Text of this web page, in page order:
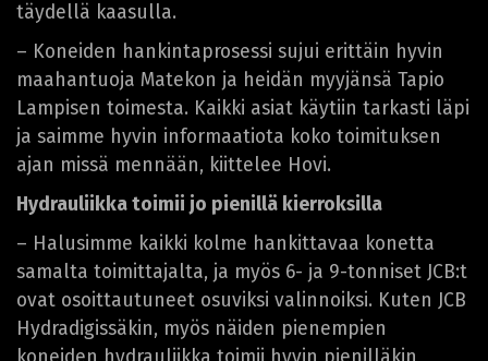
täydellä kaasulla.
– Koneiden hankintaprosessi sujui erittäin hyvin
maahantuoja Matekon ja heidän myyjänsä Tapio
Lampisen toimesta. Kaikki asiat käytiin tarkasti läpi
ja saimme hyvin informaatiota koko toimituksen
ajan missä mennään, kiittelee Hovi.
Hydrauliikka toimii jo pienillä kierroksilla
– Halusimme kaikki kolme hankittavaa konetta
samalta toimittajalta, ja myös 6- ja 9-tonniset JCB:t
ovat osoittautuneet osuviksi valinnoiksi. Kuten JCB
Hydradigissäkin, myös näiden pienempien